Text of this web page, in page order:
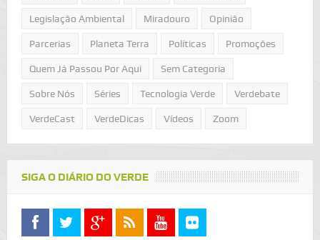
Legislação Ambiental Miradouro Opinião
Parcerias Planeta Terra Políticas Promoções
Quem Já Passou Por Aqui Sem Categoria
Sobre Nós Séries Tecnologia Verde Verdebate
VerdeCast VerdeDicas Vídeos Zoom
SIGA O DIÁRIO DO VERDE